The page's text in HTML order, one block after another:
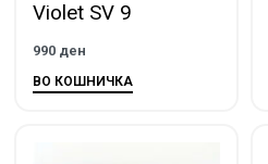
Violet SV 9
990 ден
ВО КОШНИЧКА